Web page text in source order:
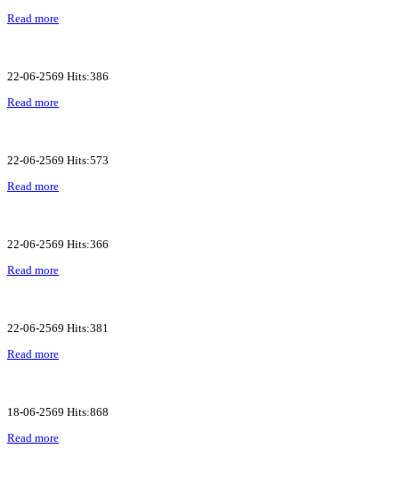
Read more
22-06-2569 Hits:386
Read more
22-06-2569 Hits:573
Read more
22-06-2569 Hits:366
Read more
22-06-2569 Hits:381
Read more
18-06-2569 Hits:868
Read more